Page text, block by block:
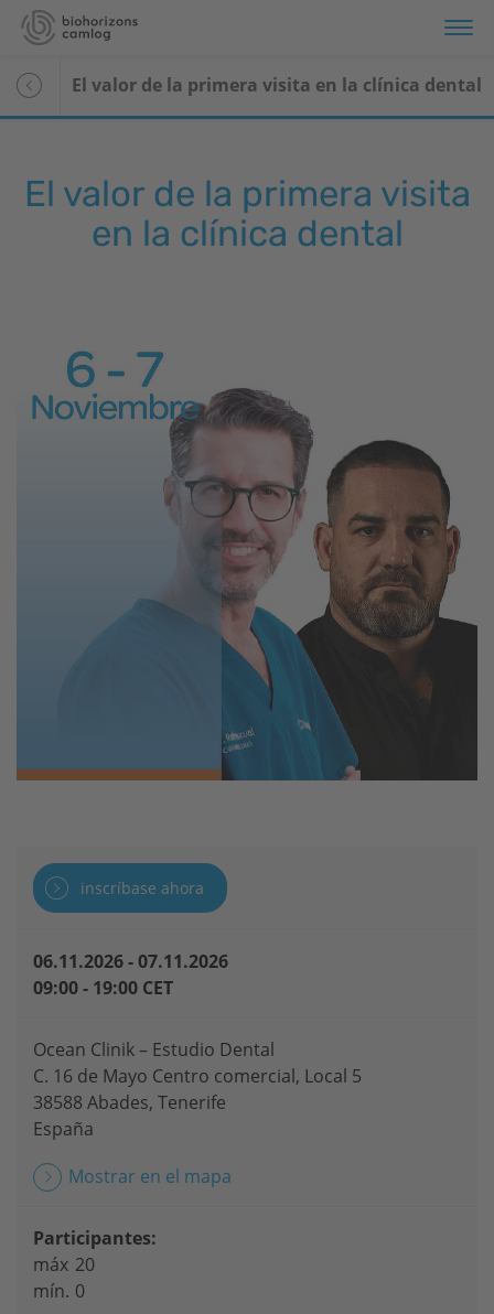
El valor de la primera visita en la clínica dental
El valor de la primera visita
en la clínica dental
inscríbase ahora
06.11.2026-07.11.2026
09:00 - 19:00 CET
Ocean Clinik – Estudio Dental
C. 16 de Mayo Centro comercial, Local 5
38588 Abades, Tenerife
España
Mostrar en el mapa
Participantes:
máx
mín.
20
0